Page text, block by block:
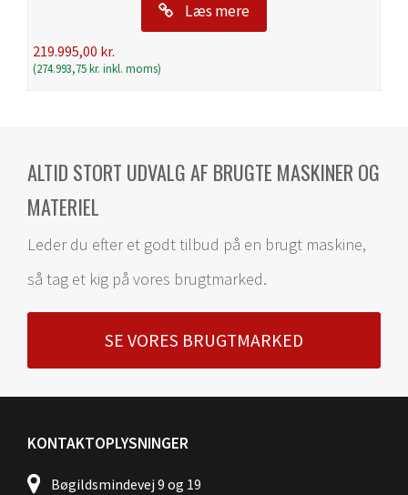
Læs mere
219.995,00 kr.
(274.993,75kr. inkl. moms)
ALTID STORT UDVALG AF BRUGTE MASKINER OG
MATERIEL
Leder du efter et godt tilbud på en brugt maskine,
så tag et kig på vores brugtmarked.
SE VORES BRUGTMARKED
KONTAKTOPLYSNINGER
Bøgildsmindevej 9 og 19